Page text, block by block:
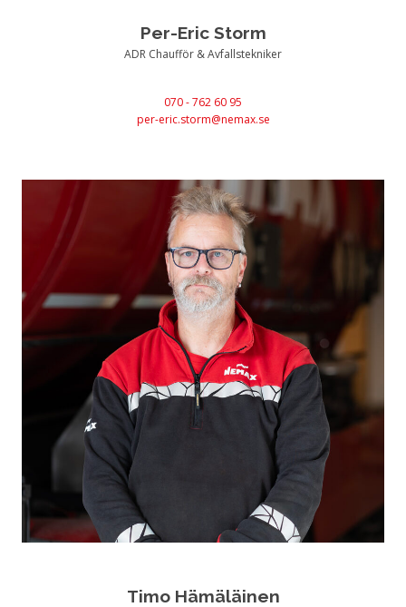
Per-Eric Storm
ADR Chaufför & Avfallstekniker
070 - 762 60 95
per-eric.storm@nemax.se
Timo Hämäläinen